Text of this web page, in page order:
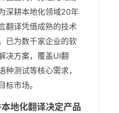
深耕本地化领域20年
翻译凭借成熟的技术
已为数千家企业的软
决方案，覆盖UI翻
种测试等核心需求，
标市场。
地化翻译决定产品